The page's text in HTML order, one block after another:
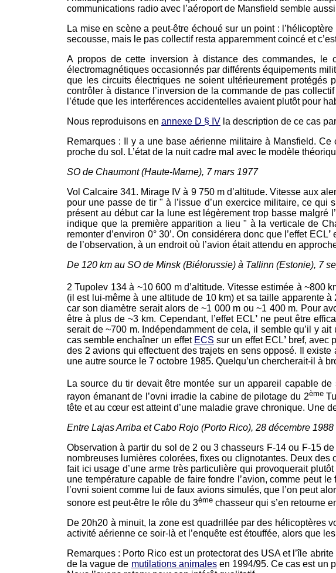
communications radio avec l’aéroport de Mansfield semble
La mise en scène a peut-être échoué sur un point :
secousse, mais le pas collectif resta apparemment coincé et
A propos de cette inversion à distance des commandes,
électromagnétiques occasionnés par différents équipements
que les circuits électriques ne soient ultérieurement protégés
contrôler à distance l’inversion de la commande de pas
l’étude que les interférences accidentelles avaient plutôt pour
Nous reproduisons en annexe D § IV la description de ce cas
Remarques : Il y a une base aérienne militaire à Mansfield.
proche du sol. L’état de la nuit cadre mal avec le modèle
SO de Chaumont (Haute-Marne), 7 mars 1977
Vol Calcaire 341. Mirage IV à 9 750 m d’altitude. Vitesse aux
pour une passe de tir " à l’issue d’un exercice militaire, ce qui
présent au début car la lune est légèrement trop basse malgré
indique que la première apparition a lieu " à la verticale de
remonter d’environ 0° 30’. On considérera donc que l’effet ECL’
de l’observation, à un endroit où l’avion était attendu en
De 120 km au SO de Minsk (Biélorussie) à Tallinn (Estonie), 7
2 Tupolev 134 à ~10 600 m d’altitude. Vitesse estimée à ~800
(il est lui-même à une altitude de 10 km) et sa taille apparente
car son diamètre serait alors de ~1 000 m ou ~1 400 m. Pour
être à plus de ~3 km. Cependant, l’effet ECL’ne peut être
serait de ~700 m. Indépendamment de cela, il semble qu’il y
cas semble enchaîner un effet ECS sur un effet ECL’bref, avec
des 2 avions qui effectuent des trajets en sens opposé. Il
une autre source le 7 octobre 1985. Quelqu’un chercherait-il à
La source du tir devait être montée sur un appareil capable de
rayon émanant de l’ovni irradie la cabine de pilotage du 2ème
tête et au cœur est atteint d’une maladie grave chronique. Une
Entre Lajas Arriba et Cabo Rojo (Porto Rico), 28 décembre 1988
Observation à partir du sol de 2 ou 3 chasseurs F-14 ou F-15
nombreuses lumières colorées, fixes ou clignotantes. Deux des
fait ici usage d’une arme très particulière qui provoquerait
une température capable de faire fondre l’avion, comme peut
l’ovni soient comme lui de faux avions simulés, que l’on peut
sonore est peut-être le rôle du 3ème chasseur qui s’en retourne
De 20h20 à minuit, la zone est quadrillée par des hélicoptères
activité aérienne ce soir-là et l’enquête est étouffée, alors que
Remarques : Porto Rico est un protectorat des USA et l’île
de la vague de mutilations animalesen 1994/95. Ce cas est un